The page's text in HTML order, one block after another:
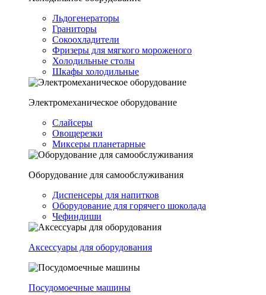
Льдогенераторы
Граниторы
Сокоохладители
Фризеры для мягкого мороженого
Холодильные столы
Шкафы холодильные
Электромеханическое оборудование
Слайсеры
Овощерезки
Миксеры планетарные
Оборудование для самообслуживания
Диспенсеры для напитков
Оборудование для горячего шоколада
Чефиндиши
Аксессуары для оборудования
Посудомоечные машины